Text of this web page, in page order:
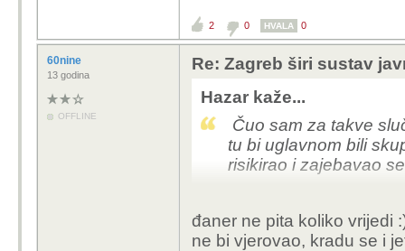
2 0 HVALA 0
60nine
13 godina
OFFLINE
Re: Zagreb širi sustav
Hazar kaže...
Čuo sam za takve
tu bi uglavnom bili
risikirao i zajebavao
đaner ne pita koliko vrijedi
ne bi vjerovao, kradu se i